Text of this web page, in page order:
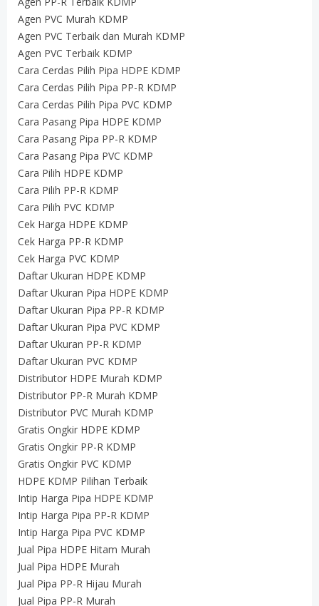
Agen PVC Murah KDMP
Agen PVC Terbaik dan Murah KDMP
Agen PVC Terbaik KDMP
Cara Cerdas Pilih Pipa HDPE KDMP
Cara Cerdas Pilih Pipa PP-R KDMP
Cara Cerdas Pilih Pipa PVC KDMP
Cara Pasang Pipa HDPE KDMP
Cara Pasang Pipa PP-R KDMP
Cara Pasang Pipa PVC KDMP
Cara Pilih HDPE KDMP
Cara Pilih PP-R KDMP
Cara Pilih PVC KDMP
Cek Harga HDPE KDMP
Cek Harga PP-R KDMP
Cek Harga PVC KDMP
Daftar Ukuran HDPE KDMP
Daftar Ukuran Pipa HDPE KDMP
Daftar Ukuran Pipa PP-R KDMP
Daftar Ukuran Pipa PVC KDMP
Daftar Ukuran PP-R KDMP
Daftar Ukuran PVC KDMP
Distributor HDPE Murah KDMP
Distributor PP-R Murah KDMP
Distributor PVC Murah KDMP
Gratis Ongkir HDPE KDMP
Gratis Ongkir PP-R KDMP
Gratis Ongkir PVC KDMP
HDPE KDMP Pilihan Terbaik
Intip Harga Pipa HDPE KDMP
Intip Harga Pipa PP-R KDMP
Intip Harga Pipa PVC KDMP
Jual Pipa HDPE Hitam Murah
Jual Pipa HDPE Murah
Jual Pipa PP-R Hijau Murah
Jual Pipa PP-R Murah